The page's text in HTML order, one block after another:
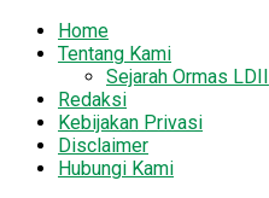
Home
Tentang Kami
Sejarah Ormas LDII
Redaksi
Kebijakan Privasi
Disclaimer
Hubungi Kami